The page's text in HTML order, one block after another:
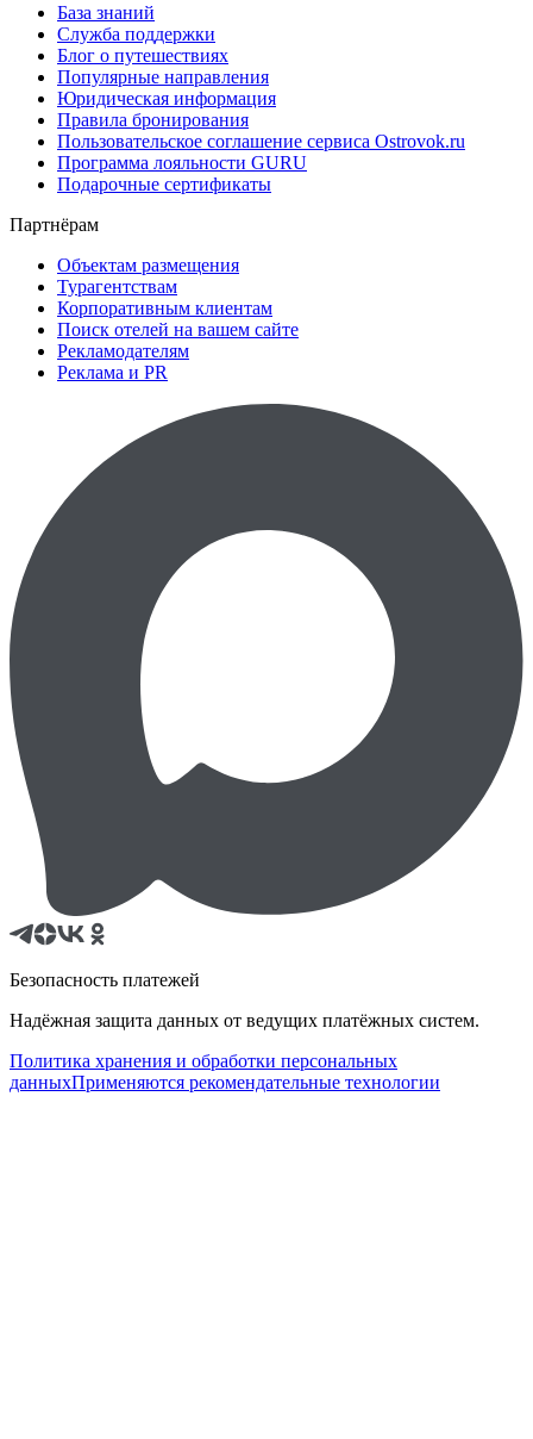
База знаний
Служба поддержки
Блог о путешествиях
Популярные направления
Юридическая информация
Правила бронирования
Пользовательское соглашение сервиса Ostrovok.ru
Программа лояльности GURU
Подарочные сертификаты
Партнёрам
Объектам размещения
Турагентствам
Корпоративным клиентам
Поиск отелей на вашем сайте
Рекламодателям
Реклама и PR
Безопасность платежей
Надёжная защита данных от ведущих платёжных систем.
Политика хранения и обработки персональных
данныхПрименяются рекомендательные технологии